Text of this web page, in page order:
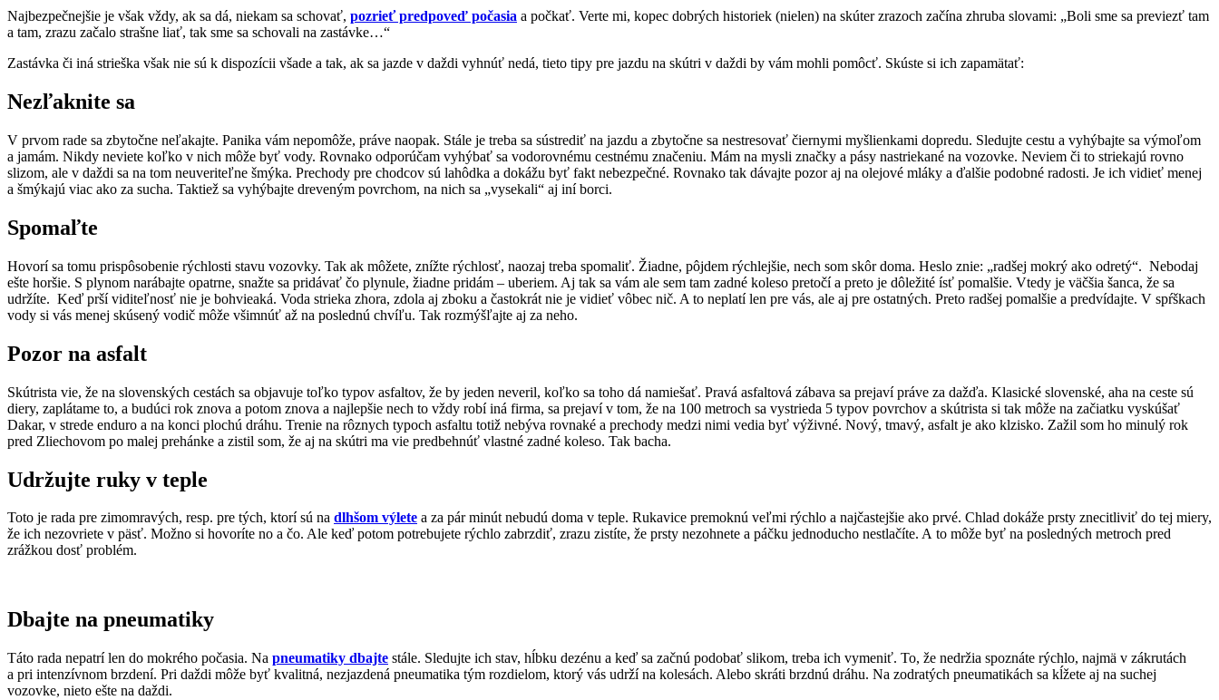
Najbezpečnejšie je však vždy, ak sa dá, niekam sa schovať, pozrieť predpoveď počasia a počkať. Verte mi, kopec dobrých historiek (nielen) na skúter zrazoch začína zhruba slovami: „Boli sme sa previezť tam
a tam, zrazu začalo strašne liať, tak sme sa schovali na zastávke…“
Zastávka či iná strieška však nie sú k dispozícii všade a tak, ak sa jazde v daždi vyhnúť nedá, tieto tipy pre jazdu na skútri v daždi by vám mohli pomôcť. Skúste si ich zapamätať:
Nezľaknite sa
V prvom rade sa zbytočne neľakajte. Panika vám nepomôže, práve naopak. Stále je treba sa sústrediť na jazdu a zbytočne sa nestresovať čiernymi myšlienkami dopredu. Sledujte cestu a vyhýbajte sa výmoľom
a jamám. Nikdy neviete koľko v nich môže byť vody. Rovnako odporúčam vyhýbať sa vodorovnému cestnému značeniu. Mám na mysli značky a pásy nastriekané na vozovke. Neviem či to striekajú rovno
slizom, ale v daždi sa na tom neuveriteľne šmýka. Prechody pre chodcov sú lahôdka a dokážu byť fakt nebezpečné. Rovnako tak dávajte pozor aj na olejové mláky a ďalšie podobné radosti. Je ich vidieť menej
a šmýkajú viac ako za sucha. Taktiež sa vyhýbajte dreveným povrchom, na nich sa „vysekali“ aj iní borci.
Spomaľte
Hovorí sa tomu prispôsobenie rýchlosti stavu vozovky. Tak ak môžete, znížte rýchlosť, naozaj treba spomaliť. Žiadne, pôjdem rýchlejšie, nech som skôr doma. Heslo znie: „radšej mokrý ako odretý“. Nebodaj
ešte horšie. S plynom narábajte opatrne, snažte sa pridávať čo plynule, žiadne pridám – uberiem. Aj tak sa vám ale sem tam zadné koleso pretočí a preto je dôležité ísť pomalšie. Vtedy je väčšia šanca, že sa
udržíte. Keď prší viditeľnosť nie je bohvieaká. Voda strieka zhora, zdola aj zboku a častokrát nie je vidieť vôbec nič. A to neplatí len pre vás, ale aj pre ostatných. Preto radšej pomalšie a predvídajte. V spŕškach
vody si vás menej skúsený vodič môže všimnúť až na poslednú chvíľu. Tak rozmýšľajte aj za neho.
Pozor na asfalt
Skútrista vie, že na slovenských cestách sa objavuje toľko typov asfaltov, že by jeden neveril, koľko sa toho dá namiešať. Pravá asfaltová zábava sa prejaví práve za dažďa. Klasické slovenské, aha na ceste sú
diery, zaplátame to, a budúci rok znova a potom znova a najlepšie nech to vždy robí iná firma, sa prejaví v tom, že na 100 metroch sa vystrieda 5 typov povrchov a skútrista si tak môže na začiatku vyskúšať
Dakar, v strede enduro a na konci plochú dráhu. Trenie na rôznych typoch asfaltu totiž nebýva rovnaké a prechody medzi nimi vedia byť výživné. Nový, tmavý, asfalt je ako klzisko. Zažil som ho minulý rok
pred Zliechovom po malej prehánke a zistil som, že aj na skútri ma vie predbehnúť vlastné zadné koleso. Tak bacha.
Udržujte ruky v teple
Toto je rada pre zimomravých, resp. pre tých, ktorí sú na dlhšom výlete a za pár minút nebudú doma v teple. Rukavice premoknú veľmi rýchlo a najčastejšie ako prvé. Chlad dokáže prsty znecitliviť do tej miery,
že ich nezovriete v päsť. Možno si hovoríte no a čo. Ale keď potom potrebujete rýchlo zabrzdiť, zrazu zistíte, že prsty nezohnete a páčku jednoducho nestlačíte. A to môže byť na posledných metroch pred
zrážkou dosť problém.
Dbajte na pneumatiky
Táto rada nepatrí len do mokrého počasia. Na pneumatiky dbajte stále. Sledujte ich stav, hĺbku dezénu a keď sa začnú podobať slikom, treba ich vymeniť. To, že nedržia spoznáte rýchlo, najmä v zákrutách
a pri intenzívnom brzdení. Pri daždi môže byť kvalitná, nezjazdená pneumatika tým rozdielom, ktorý vás udrží na kolesách. Alebo skráti brzdnú dráhu. Na zodratých pneumatikách sa kĺžete aj na suchej
vozovke, nieto ešte na daždi.